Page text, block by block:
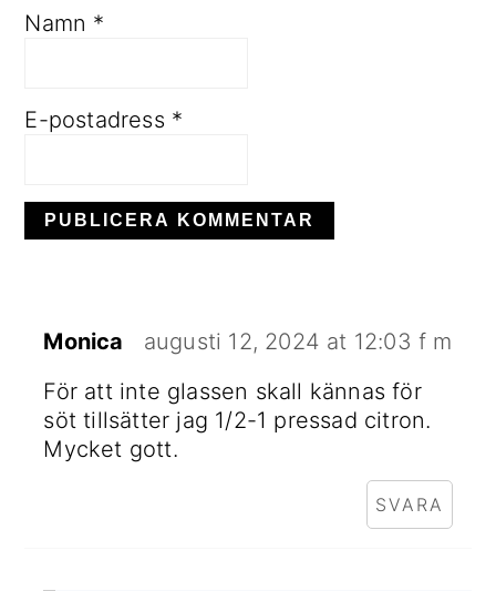
Namn *
E-postadress *
Monica
augusti 12, 2024 at 12:03 f m
För att inte glassen skall kännas för
söt tillsätter jag 1/2-1 pressad citron.
Mycket gott.
SVARA